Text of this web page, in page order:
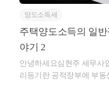
과 양도시기(취득시기), 법
에 취득시기가 정말 중요
다.주택 양도에서는 특히
가) 비과세란건 대부분 알
않은 상황에 의해 1년 7개
가정해보겠습니다.​눈물을
양도소득세
주택양도소득의 일반
야기 2
안녕하세요심현주 세무사
리등기란 공적장부에 부